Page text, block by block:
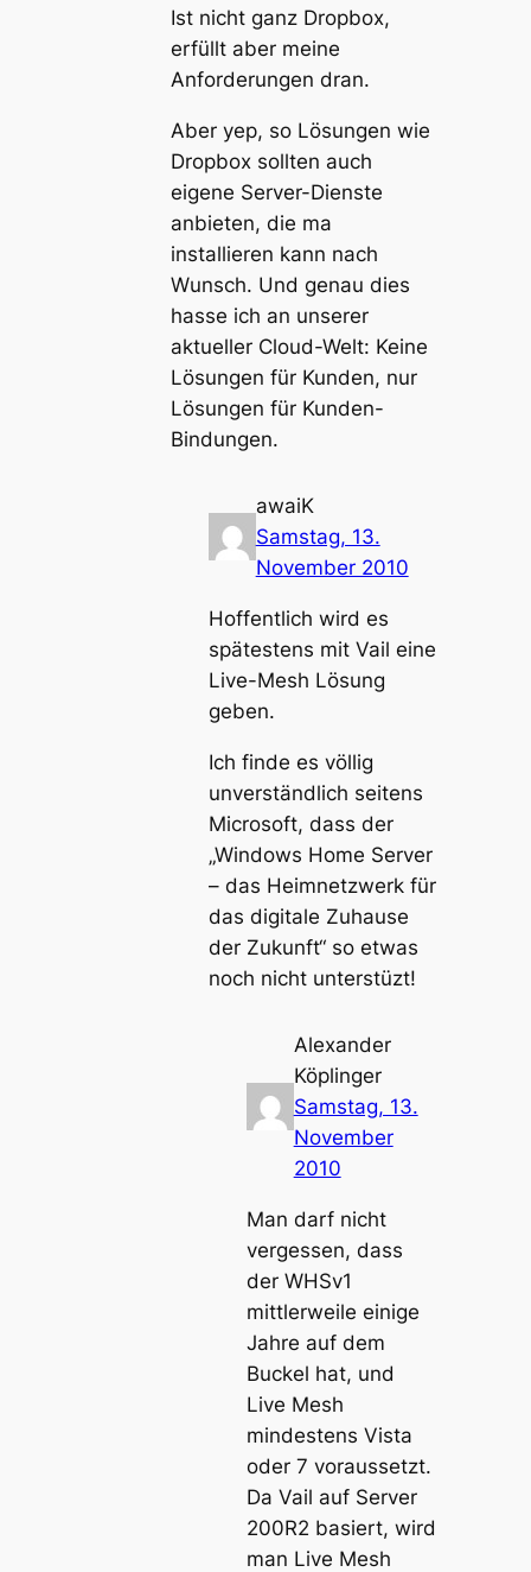
Ist nicht ganz Dropbox,
erfüllt aber meine
Anforderungen dran.
Aber yep, so Lösungen wie
Dropbox sollten auch
eigene Server-Dienste
anbieten, die ma
installieren kann nach
Wunsch. Und genau dies
hasse ich an unserer
aktueller Cloud-Welt: Keine
Lösungen für Kunden, nur
Lösungen für Kunden-
Bindungen.
awaiK
Samstag, 13.
November 2010
Hoffentlich wird es
spätestens mit Vail eine
Live-Mesh Lösung
geben.
Ich finde es völlig
unverständlich seitens
Microsoft, dass der
„Windows Home Server
– das Heimnetzwerk für
das digitale Zuhause
der Zukunft“ so etwas
noch nicht unterstüzt!
Alexander
Köplinger
Samstag, 13.
November
2010
Man darf nicht
vergessen, dass
der WHSv1
mittlerweile einige
Jahre auf dem
Buckel hat, und
Live Mesh
mindestens Vista
oder 7 voraussetzt.
Da Vail auf Server
200R2 basiert, wird
man Live Mesh